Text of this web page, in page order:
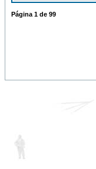
Página 1 de 99